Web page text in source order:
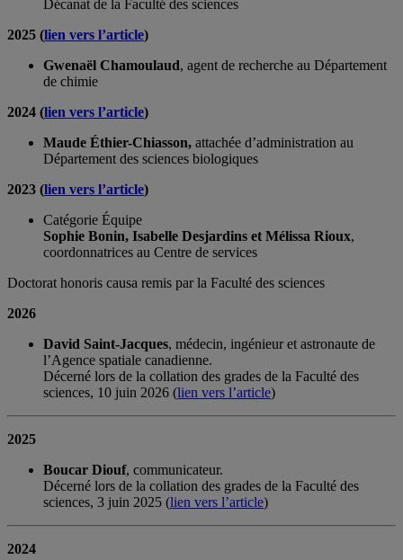
Décanat de la Faculté des sciences
2025 (lien vers l’article)
Gwenaël Chamoulaud, agent de recherche au Département
de chimie
2024 (lien vers l’article)
Maude Éthier-Chiasson, attachée d’administration au
Département des sciences biologiques
2023 (lien vers l’article)
Catégorie Équipe
Sophie Bonin, Isabelle Desjardins et Mélissa Rioux,
coordonnatrices au Centre de services
Doctorat honoris causa remis par la Faculté des sciences
2026
David Saint-Jacques, médecin, ingénieur et astronaute de
l’Agence spatiale canadienne.
Décerné lors de la collation des grades de la Faculté des
sciences, 10 juin 2026 (lien vers l’article)
2025
Boucar Diouf, communicateur.
Décerné lors de la collation des grades de la Faculté des
sciences, 3 juin 2025 (lien vers l’article)
2024